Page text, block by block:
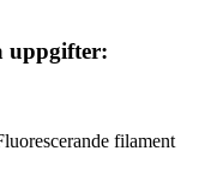
uppgifter:
filament